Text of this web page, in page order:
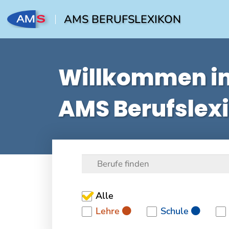
AMS BERUFSLEXIKON
Willkommen
AMS
Alle
Lehre
Schule